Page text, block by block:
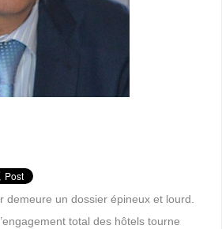
demeure un dossier épineux et lourd.
total des hôtels tourne